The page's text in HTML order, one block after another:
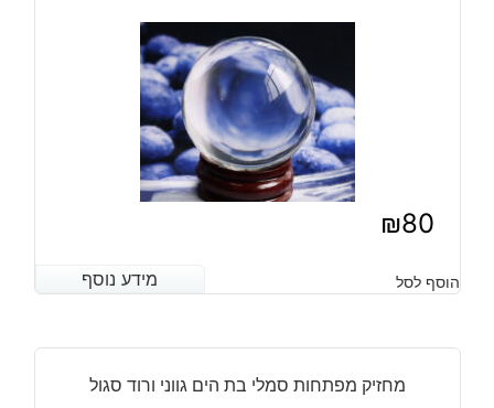
₪80
מידע נוסף הוסף לסל מידע נוסף
מחזיק מפתחות סמלי בת הים גווני ורוד סגול